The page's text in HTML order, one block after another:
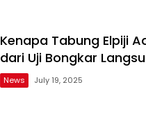
Kenapa Tabung Elpiji
dari Uji Bongkar
News July 19, 2025